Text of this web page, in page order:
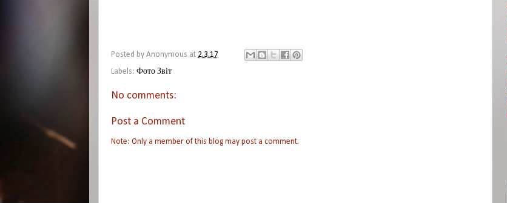
Posted by Anonymous at 2.3.17
Labels: Фото Звіт
No comments:
Post a Comment
Note: Only a member of this blog may post a comment.